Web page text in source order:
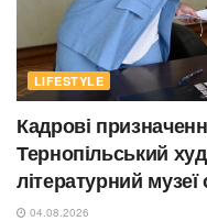
LIFESTYLE
Кадрові
Тернопільський
літературний
04.08.2026